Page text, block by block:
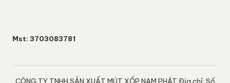
Mst: 3703083781
CÔNG TY TNHH SẢN XUẤT MÚT XỐP NAM PHÁT Địa chỉ: Số